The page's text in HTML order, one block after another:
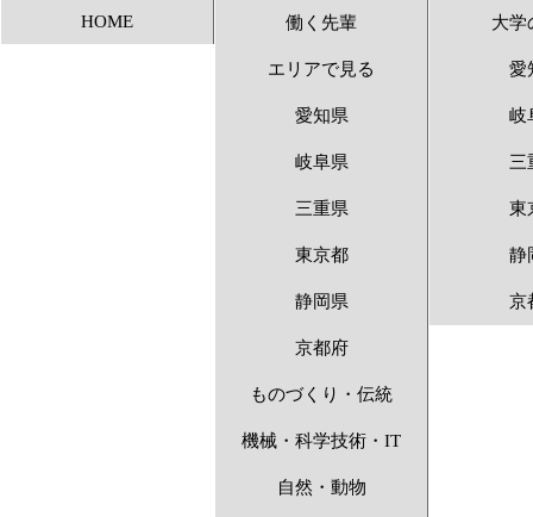
アンビシャス 〜
HOME 働く先輩
エリアで見る
愛知県
岐阜県
三重県
東京都
静岡県
京都府
ものづくり・伝統
機械・科学技術・IT
自然・動物
大学
愛
岐
三
東
静
京